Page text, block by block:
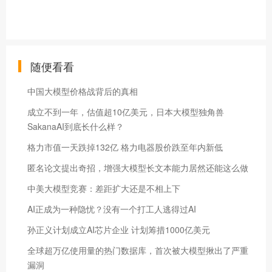
随便看看
中国大模型价格战背后的真相
成立不到一年，估值超10亿美元，日本大模型独角兽
SakanaAI到底长什么样？
格力市值一天跌掉132亿 格力电器股价跌至年内新低
匿名论文提出奇招，增强大模型长文本能力居然还能这么做
中美大模型竞赛：差距扩大还是不相上下
AI正成为一种隐忧？没有一个打工人逃得过AI
孙正义计划成立AI芯片企业 计划筹措1000亿美元
全球超万亿使用量的热门数据库，首次被大模型揪出了严重
漏洞